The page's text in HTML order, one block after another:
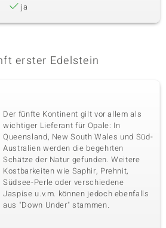
ja
erster Edelstein
Der fünfte Kontinent gilt vor allem als
wichtiger Lieferant für Opale: In
Queensland, New South Wales und Süd-
Australien werden die begehrten
Schätze der Natur gefunden. Weitere
Kostbarkeiten wie Saphir, Prehnit,
Südsee-Perle oder verschiedene
Jaspise u.v.m. können jedoch ebenfalls
aus "Down Under" stammen.